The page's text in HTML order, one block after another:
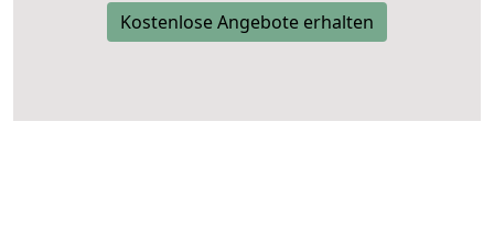
Kostenlose Angebote erhalten